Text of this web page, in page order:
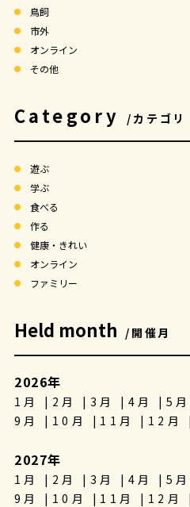
鳥飼
市外
オンライン
その他
Category /カテゴリ
遊ぶ
学ぶ
食べる
作る
健康・きれい
オンライン
ファミリー
Held month /開催月
2026年
1月 2月 3月 4月 5月
9月
10月 11月 12月
2027年
1月 2月 3月 4月 5月
9月
10月 11月 12月